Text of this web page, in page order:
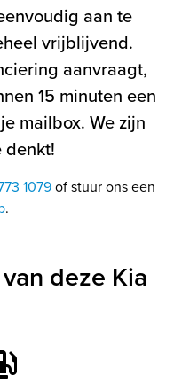
aan te
vrijblijvend.
aanvraagt,
15 minuten een
mailbox. We zijn
denkt!
1079of stuur ons een
.
deze Kia